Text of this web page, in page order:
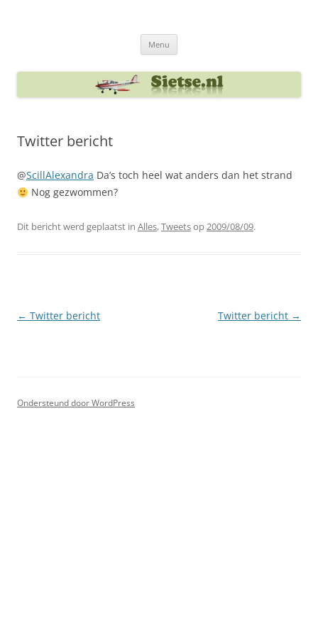
Menu
Twitter bericht
@ScillAlexandra Da’s toch heel wat anders dan het strand
Nog gezwommen?
Dit bericht werd geplaatst in Alles,Tweetsop2009/08/09.
Berichtnavigatie
← Twitter bericht Twitter bericht →
Ondersteund door WordPress